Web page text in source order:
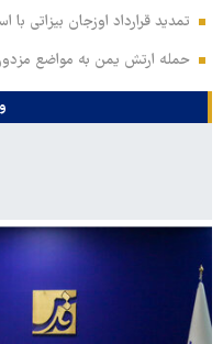
تمدید قرارداد اوزجان بیزاتی
حمله ارتش یمن به مواضع